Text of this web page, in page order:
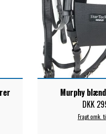
Murphy
DKK
Fragt omk.